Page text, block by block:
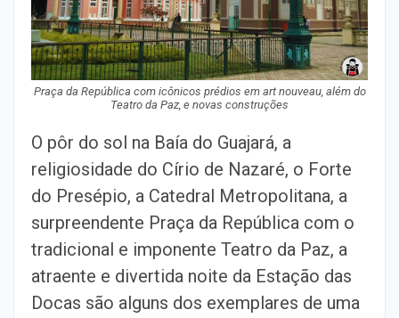
Praça da República com icônicos prédios em art nouveau, além do
Teatro da Paz, e novas construções
O pôr do sol na Baía do Guajará, a
religiosidade do Círio de Nazaré, o Forte
do Presépio, a Catedral Metropolitana, a
surpreendente Praça da República com o
tradicional e imponente Teatro da Paz, a
atraente e divertida noite da Estação das
Docas são alguns dos exemplares de uma